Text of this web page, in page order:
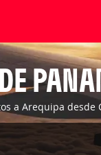
a Arequipa desde